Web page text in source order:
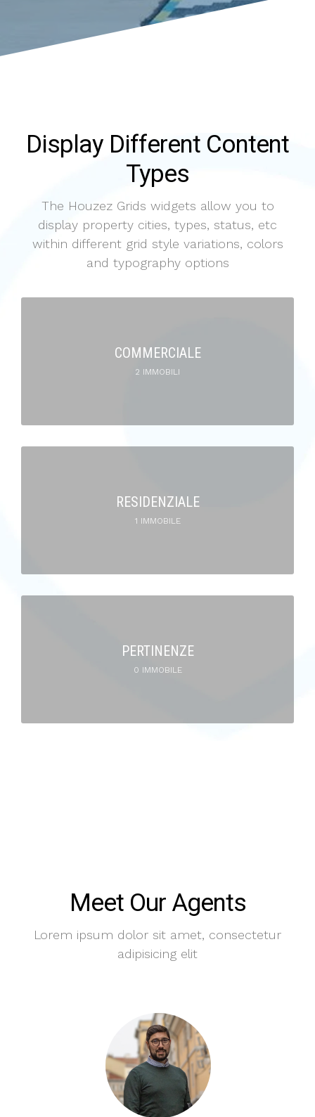
Display Different Content
Types
The Houzez Grids widgets allow you to
display property cities, types, status, etc
within different grid style variations, colors
and typography options
COMMERCIALE
2 IMMOBILI
RESIDENZIALE
1 IMMOBILE
PERTINENZE
0 IMMOBILE
Meet Our Agents
Lorem ipsum dolor sit amet, consectetur
adipisicing elit